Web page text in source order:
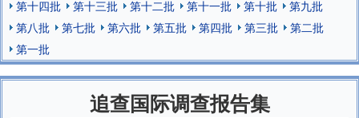
第十四批
第十三批 第十二批 第十一批 第十批
第九批
第八批
第七批 第六批 第五批 第四批 第三批
第二批
第一批
追查国际调查报告集